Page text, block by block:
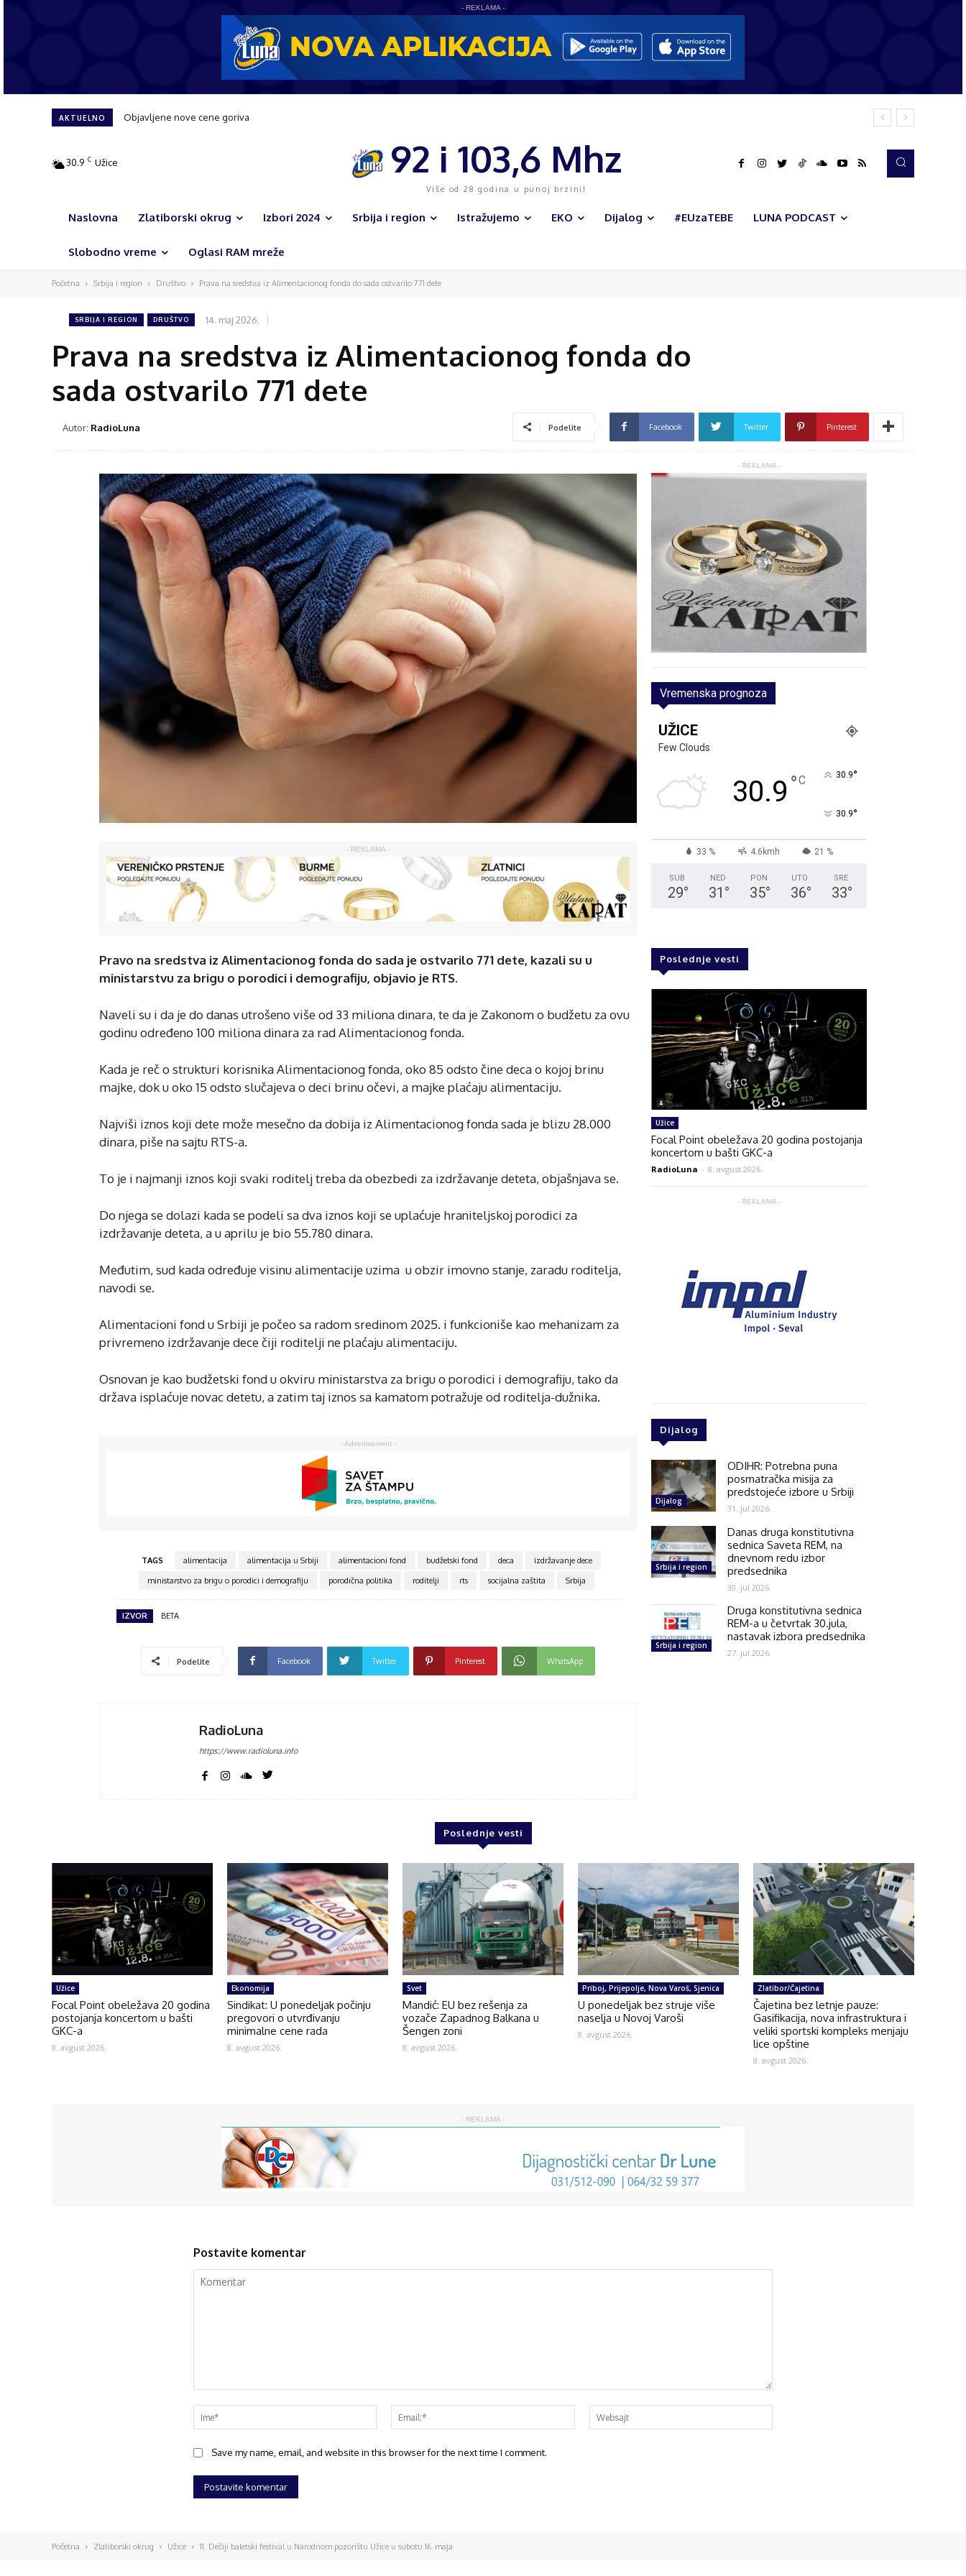
- REKLAMA -
AKTUELNO Objavljene nove cene goriva
30.9 C Užice 92 i 103,6 Mhz
Više od 28 godina u punoj brzini!
Naslovna Zlatiborski okrug Izbori 2024 Srbija i region Istražujemo EKO Dijalog #EUzaTEBE LUNA PODCAST
Slobodno vreme Oglasi RAM mreže
Početna Srbija i region Društvo Prava na sredstva iz Alimentacionog fonda do sada ostvarilo 771 dete
SRBIJA I REGION DRUŠTVO 14. maj 2026.
Prava na sredstva iz Alimentacionog fonda do
sada ostvarilo 771 dete
Autor: RadioLuna Podelite Facebook Twitter Pinterest
- REKLAMA -
Pravo na sredstva iz Alimentacionog fonda do sada je ostvarilo 771 dete, kazali su u
ministarstvu za brigu o porodici i demografiju, objavio je RTS.
Naveli su i da je do danas utrošeno više od 33 miliona dinara, te da je Zakonom o budžetu za ovu
godinu određeno 100 miliona dinara za rad Alimentacionog fonda.
Kada je reč o strukturi korisnika Alimentacionog fonda, oko 85 odsto čine deca o kojoj brinu
majke, dok u oko 15 odsto slučajeva o deci brinu očevi, a majke plaćaju alimentaciju.
Najviši iznos koji dete može mesečno da dobija iz Alimentacionog fonda sada je blizu 28.000
dinara, piše na sajtu RTS-a.
To je i najmanji iznos koji svaki roditelj treba da obezbedi za izdržavanje deteta, objašnjava se.
Do njega se dolazi kada se podeli sa dva iznos koji se uplaćuje hraniteljskoj porodici za
izdržavanje deteta, a u aprilu je bio 55.780 dinara.
Međutim, sud kada određuje visinu alimentacije uzima u obzir imovno stanje, zaradu roditelja,
navodi se.
Alimentacioni fond u Srbiji je počeo sa radom sredinom 2025. i funkcioniše kao mehanizam za
privremeno izdržavanje dece čiji roditelji ne plaćaju alimentaciju.
Osnovan je kao budžetski fond u okviru ministarstva za brigu o porodici i demografiju, tako da
država isplaćuje novac detetu, a zatim taj iznos sa kamatom potražuje od roditelja-dužnika.
- Advertisement -
TAGS alimentacija alimentacija u Srbiji alimentacioni fond budžetski fond deca
izdržavanje dece
ministarstvo za brigu o porodici i demografiju
porodična politika roditelji rts socijalna zaštita Srbija
IZVOR BETA
Podelite Facebook Twitter Pinterest WhatsApp
RadioLuna
https://www.radioluna.info
- REKLAMA -
Vremenska prognoza
UŽICE
Few Clouds
30.9 °C 30.9°
30.9°
33 % 4.6kmh 21 %
SUB
29°
NED
31 °
PON
35°
UTO
36°
SRE
33°
Poslednje vesti
Užice
Focal Point obeležava 20 godina postojanja
koncertom u bašti GKC-a
RadioLuna - 8. avgust 2026.
- REKLAMA -
Dijalog
Dijalog
ODIHR: Potrebna puna
posmatračka misija za
predstojeće izbore u Srbiji
31. jul 2026.
Srbija i region
Danas druga konstitutivna
sednica Saveta REM, na
dnevnom redu izbor
predsednika
30. jul 2026.
Srbija i region
Druga konstitutivna sednica
REM-a u četvrtak 30.jula,
nastavak izbora predsednika
27. jul 2026.
Poslednje vesti
Užice
Focal Point obeležava 20 godina
postojanja koncertom u bašti
GKC-a
8. avgust 2026.
Ekonomija
Sindikat: U ponedeljak počinju
pregovori o utvrđivanju
minimalne cene rada
8. avgust 2026.
Svet
Mandić: EU bez rešenja za
vozače Zapadnog Balkana u
Šengen zoni
8. avgust 2026.
Priboj, Prijepolje, Nova Varoš, Sjenica
U ponedeljak bez struje više
naselja u Novoj Varoši
8. avgust 2026.
Zlatibor/Čajetina
Čajetina bez letnje pauze:
Gasifikacija, nova infrastruktura i
veliki sportski kompleks menjaju
lice opštine
8. avgust 2026.
- REKLAMA -
Postavite komentar
Save my name, email, and website in this browser for the next time I comment.